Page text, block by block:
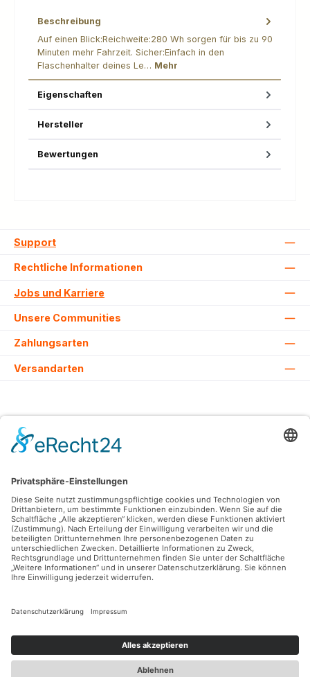
Beschreibung
Auf einen Blick:Reichweite:280 Wh sorgen für bis zu 90
Minuten mehr Fahrzeit. Sicher:Einfach in den
Flaschenhalter deines Le… Mehr
Eigenschaften
Hersteller
Bewertungen
Support
Rechtliche Informationen
Jobs und Karriere
Unsere Communities
Zahlungsarten
Versandarten
Alle Preise inkl. gesetzl. Mehrwertsteuer zzgl.
und ggf.
Nachnahmegebühren, wenn nicht anders angegeben.
© 2026 Lovehurts Bikes - Alle Rechte vorbehalten. Theme by